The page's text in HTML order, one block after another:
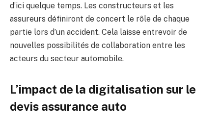
d’ici quelque temps. Les constructeurs et les
assureurs définiront de concert le rôle de chaque
partie lors d’un accident. Cela laisse entrevoir de
nouvelles possibilités de collaboration entre les
acteurs du secteur automobile.
L’impact de la digitalisation sur le
devis assurance auto